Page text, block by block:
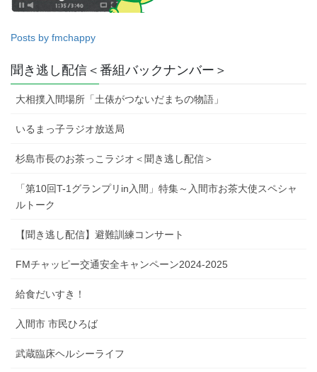
Posts by fmchappy
聞き逃し配信＜番組バックナンバー＞
大相撲入間場所「土俵がつないだまちの物語」
いるまっ子ラジオ放送局
杉島市長のお茶っこラジオ＜聞き逃し配信＞
「第10回T-1グランプリin入間」特集～入間市お茶大使スペシャ
ルトーク
【聞き逃し配信】避難訓練コンサート
FMチャッピー交通安全キャンペーン2024-2025
給食だいすき！
入間市 市民ひろば
武蔵臨床ヘルシーライフ